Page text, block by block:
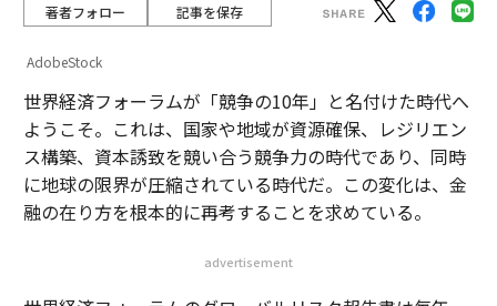
著者フォロー 記事を保存
AdobeStock
世界経済フォーラムが「競争の10年」と名付けた時代へ
ようこそ。これは、国家や地域が資源確保、レジリエン
ス構築、資本誘致を競い合う競争力の時代であり、同時
に地球の限界が圧縮されている時代だ。この変化は、金
融の在り方を根本的に再考することを求めている。
advertisement